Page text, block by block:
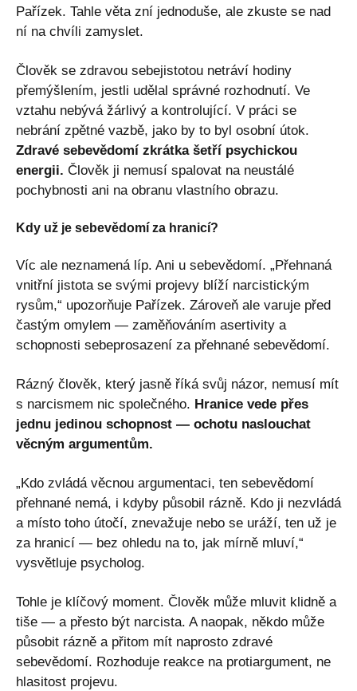
Pařízek. Tahle věta zní jednoduše, ale zkuste se nad
ní na chvíli zamyslet.
Člověk se zdravou sebejistotou netráví hodiny
přemýšlením, jestli udělal správné rozhodnutí. Ve
vztahu nebývá žárlivý a kontrolující. V práci se
nebrání zpětné vazbě, jako by to byl osobní útok.
Zdravé sebevědomí zkrátka šetří psychickou
energii. Člověk ji nemusí spalovat na neustálé
pochybnosti ani na obranu vlastního obrazu.
Kdy už je sebevědomí za hranicí?
Víc ale neznamená líp. Ani u sebevědomí. „Přehnaná
vnitřní jistota se svými projevy blíží narcistickým
rysům,“ upozorňuje Pařízek. Zároveň ale varuje před
častým omylem — zaměňováním asertivity a
schopnosti sebeprosazení za přehnané sebevědomí.
Rázný člověk, který jasně říká svůj názor, nemusí mít
s narcismem nic společného. Hranice vede přes
jednu jedinou schopnost — ochotu naslouchat
věcným argumentům.
„Kdo zvládá věcnou argumentaci, ten sebevědomí
přehnané nemá, i kdyby působil rázně. Kdo ji nezvládá
a místo toho útočí, znevažuje nebo se uráží, ten už je
za hranicí — bez ohledu na to, jak mírně mluví,“
vysvětluje psycholog.
Tohle je klíčový moment. Člověk může mluvit klidně a
tiše — a přesto být narcista. A naopak, někdo může
působit rázně a přitom mít naprosto zdravé
sebevědomí. Rozhoduje reakce na protiargument, ne
hlasitost projevu.